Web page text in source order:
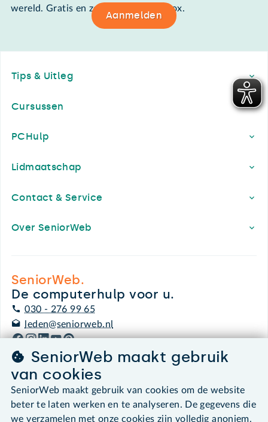
wereld. Gratis en zomaar in de mailbox.
Aanmelden
Tips & Uitleg
Cursussen
PCHulp
Lidmaatschap
Contact & Service
Over SeniorWeb
SeniorWeb.
De computerhulp voor u.
030 - 276 99 65
leden@seniorweb.nl
©2026 SeniorWeb
Algemene voorwaarden
SeniorWeb maakt gebruik
van cookies
SeniorWeb maakt gebruik van cookies om de website
beter te laten werken en te analyseren. De gegevens die
we verzamelen met onze cookies zijn volledig anoniem.